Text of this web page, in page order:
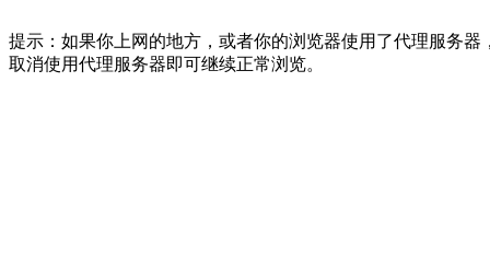
提示：如果你上网的地方，或者你的浏览器使用了代理服务
取消使用代理服务器即可继续正常浏览。